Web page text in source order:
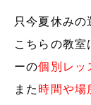
只今夏休みの
こちらの教室
ーの個別レッ
また 時間や場